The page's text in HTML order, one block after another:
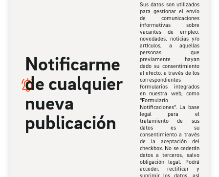
Notificarme
de cualquier
nueva
publicación
Sus datos son utilizados
para gestionar el envío
de comunicaciones
informativas sobre
vacantes de empleo,
novedades, noticias y/o
artículos, a aquellas
personas que
previamente hayan
dado su consentimiento
al efecto, a través de los
correspondientes
formularios integrados
en nuestra web, como
"Formulario
Notificaciones". La base
legal para el
tratamiento de sus
datos es su
consentimiento a través
de la aceptación del
checkbox. No se cederán
datos a terceros, salvo
obligación legal. Podrá
acceder, rectificar y
suprimir los datos, así